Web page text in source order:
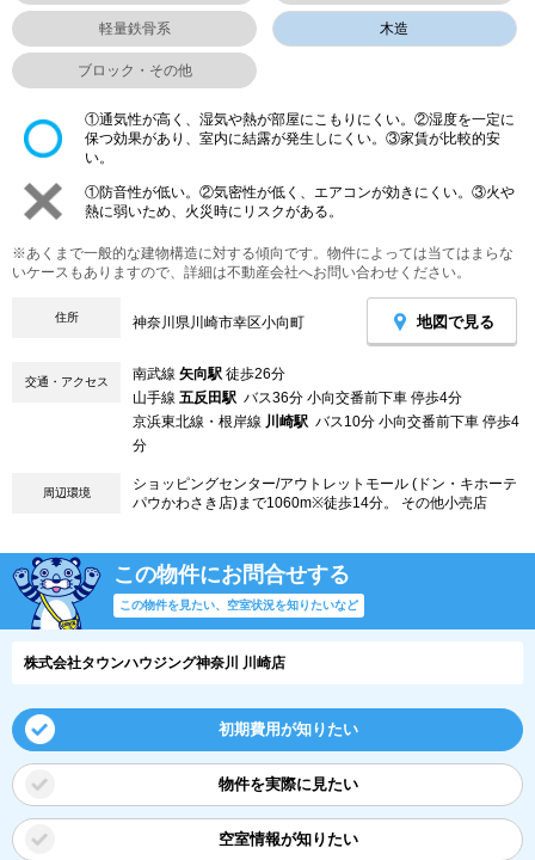
軽量鉄骨系 木造
ブロック・その他
①通気性が高く、湿気や熱が部屋にこもりにくい。②湿度を一定に
保つ効果があり、室内に結露が発生しにくい。③家賃が比較的安
い。
①防音性が低い。②気密性が低く、エアコンが効きにくい。③火や
熱に弱いため、火災時にリスクがある。
※あくまで一般的な建物構造に対する傾向です。物件によっては当てはまらな
いケースもありますので、詳細は不動産会社へお問い合わせください。
住所 神奈川県川崎市幸区小向町 地図で見る
交通・アクセス 南武線 矢向駅 徒歩26分
山手線 五反田駅 バス36分 小向交番前下車 停歩4分
京浜東北線・根岸線 川崎駅 バス10分 小向交番前下車 停歩4
分
周辺環境
ショッピングセンター/アウトレットモール (ドン・キホーテ
パウかわさき店)まで1060m※徒歩14分。 その他小売店
この物件にお問合せする
この物件を見たい、空室状況を知りたいなど
株式会社タウンハウジング神奈川 川崎店
初期費用が知りたい
物件を実際に見たい
空室情報が知りたい